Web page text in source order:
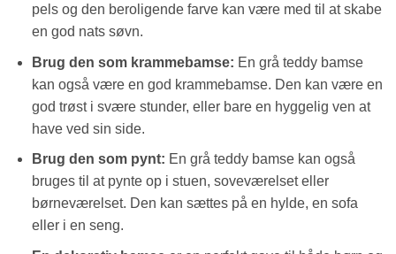
pels og den beroligende farve kan være med til at skabe
en god nats søvn.
Brug den som krammebamse: En grå teddy bamse
kan også være en god krammebamse. Den kan være en
god trøst i svære stunder, eller bare en hyggelig ven at
have ved sin side.
Brug den som pynt: En grå teddy bamse kan også
bruges til at pynte op i stuen, soveværelset eller
børneværelset. Den kan sættes på en hylde, en sofa
eller i en seng.